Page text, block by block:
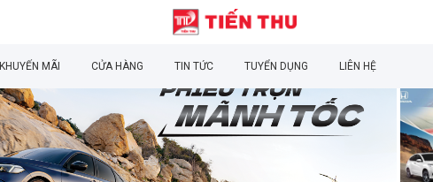
KHUYẾN MÃI CỬA HÀNG TIN TỨC TUYỂN DỤNG LIÊN HỆ